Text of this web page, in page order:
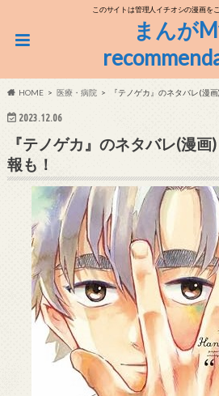
このサイトは管理人イチオシの漫画を
まんが
HOME 医療・病院 『テノゲカ』のネタバレ(漫
2023.12.06
『テノゲカ』のネタバレ(漫
報も！